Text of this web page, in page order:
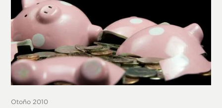
Otoño 2010